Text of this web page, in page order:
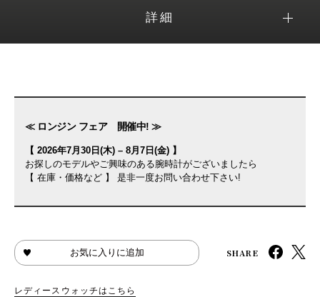
詳細
≪ ロンジン フェア 開催中! ≫
【 2026年7月30日(木) – 8月7日(金) 】
お探しのモデルやご興味のある腕時計がございましたら
【 在庫・価格など 】 是非一度お問い合わせ下さい!
お気に入りに追加 SHARE
レディースウォッチはこちら